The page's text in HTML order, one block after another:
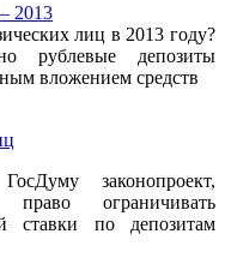
2013
лиц в 2013 году?
рублевые депозиты
вложением средств
законопроект,
право ограничивать
ставки по депозитам